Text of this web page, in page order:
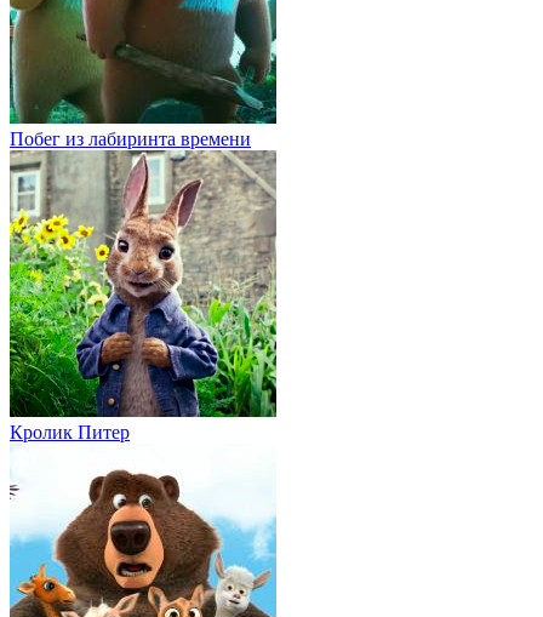
Побег из лабиринта времени
Кролик Питер